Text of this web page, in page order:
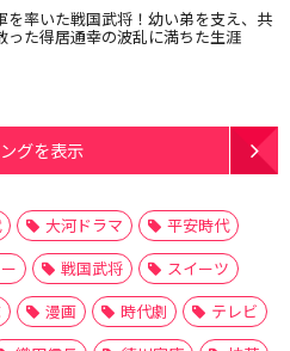
を率いた戦国武将！幼い弟を支え、共
った得居通幸の波乱に満ちた生涯
グを表示
大河ドラマ
平安時代
戦国武将
スイーツ
漫画 時代劇
テレビ